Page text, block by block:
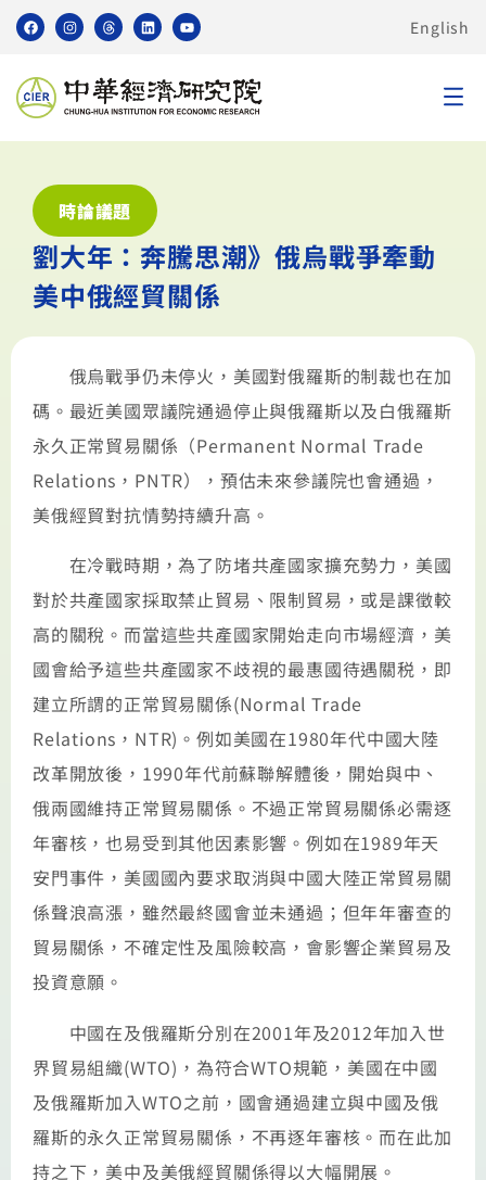
English
時論議題
劉大年：奔騰思潮》俄烏戰爭牽動
美中俄經貿關係
俄烏戰爭仍未停火，美國對俄羅斯的制裁也在加
碼。最近美國眾議院通過停止與俄羅斯以及白俄羅斯
永久正常貿易關係（Permanent Normal Trade
Relations，PNTR），預估未來參議院也會通過，
美俄經貿對抗情勢持續升高。
在冷戰時期，為了防堵共產國家擴充勢力，美國
對於共產國家採取禁止貿易、限制貿易，或是課徵較
高的關稅。而當這些共產國家開始走向市場經濟，美
國會給予這些共產國家不歧視的最惠國待遇關税，即
建立所謂的正常貿易關係(Normal Trade
Relations，NTR)。例如美國在1980年代中國大陸
改革開放後，1990年代前蘇聯解體後，開始與中、
俄兩國維持正常貿易關係。不過正常貿易關係必需逐
年審核，也易受到其他因素影響。例如在1989年天
安門事件，美國國內要求取消與中國大陸正常貿易關
係聲浪高漲，雖然最終國會並未通過；但年年審查的
貿易關係，不確定性及風險較高，會影響企業貿易及
投資意願。
中國在及俄羅斯分別在2001年及2012年加入世
界貿易組織(WTO)，為符合WTO規範，美國在中國
及俄羅斯加入WTO之前，國會通過建立與中國及俄
羅斯的永久正常貿易關係，不再逐年審核。而在此加
持之下，美中及美俄經貿關係得以大幅開展。